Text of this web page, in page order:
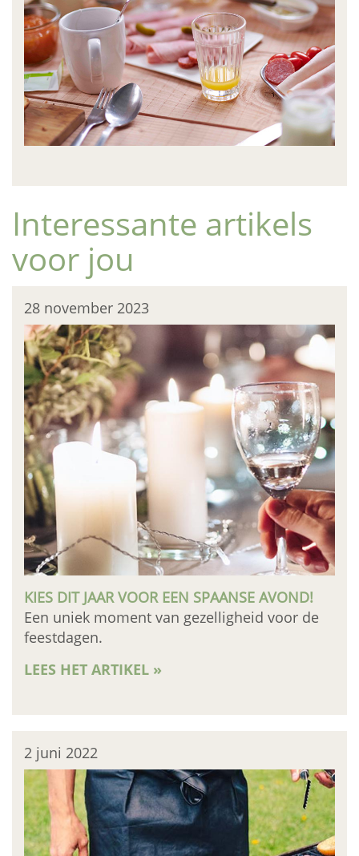
Interessante artikels
voor jou
28 november 2023
KIES DIT JAAR VOOR EEN SPAANSE AVOND!
Een uniek moment van gezelligheid voor de
feestdagen.
LEES HET ARTIKEL »
2 juni 2022